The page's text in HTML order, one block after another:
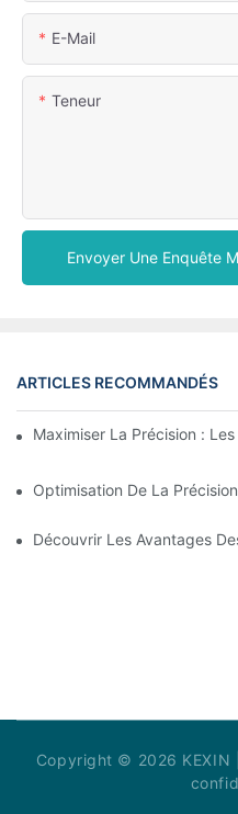
E-Mail
Teneur
Envoyer Une Enquête
ARTICLES RECOMMANDÉS
Maximiser La Précision :
Optimisation De La
Découvrir Les Avantages
Copyright © 2026 KEXIN |